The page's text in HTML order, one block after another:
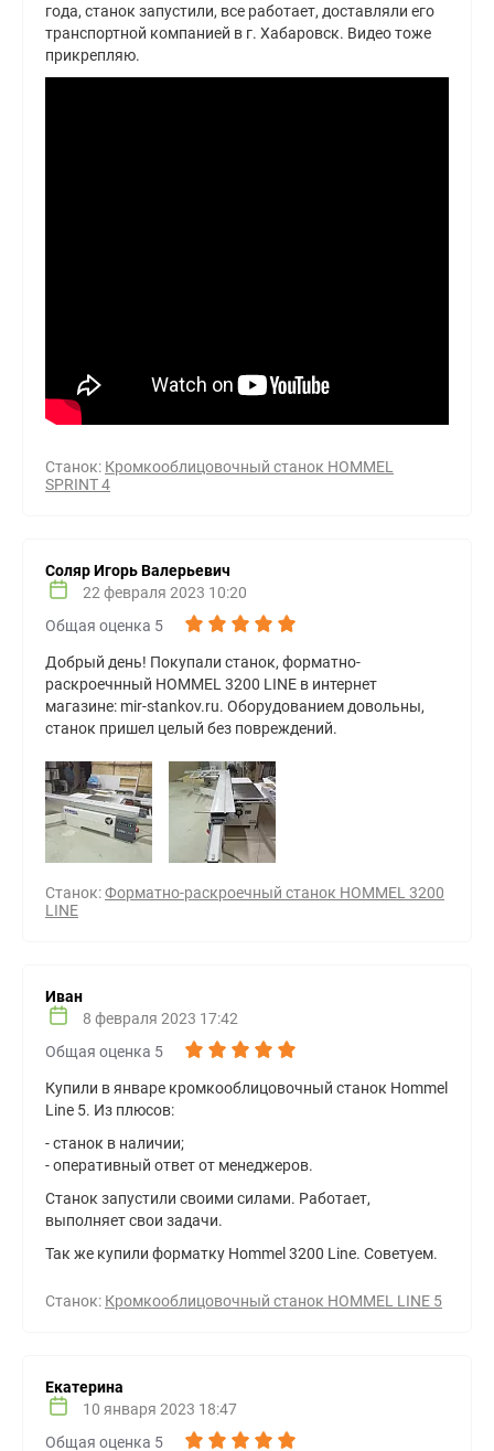
года, станок запустили, все работает, доставляли его
транспортной компанией в г. Хабаровск. Видео тоже
прикрепляю.
Станок: Кромкооблицовочный станок HOMMEL
SPRINT 4
Соляр Игорь Валерьевич
22 февраля 2023 10:20
Общая оценка 5
Добрый день! Покупали станок, форматно-
раскроечнный HOMMEL 3200 LINE в интернет
магазине: mir-stankov.ru. Оборудованием довольны,
станок пришел целый без повреждений.
Станок:Форматно-раскроечный станок HOMMEL 3200
LINE
Иван
8 февраля 2023 17:42
Общая оценка 5
Купили в январе кромкооблицовочный станок Hommel
Line 5. Из плюсов:
- станок в наличии;
- оперативный ответ от менеджеров.
Станок запустили своими силами. Работает,
выполняет свои задачи.
Так же купили форматку Hommel 3200 Line. Советуем.
Станок: Кромкооблицовочный станок HOMMEL LINE 5
Екатерина
10 января 2023 18:47
Общая оценка 5